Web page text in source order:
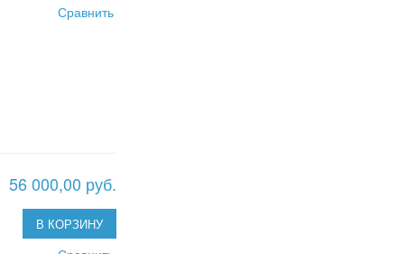
Сравнить
56 000,00 руб.
В КОРЗИНУ